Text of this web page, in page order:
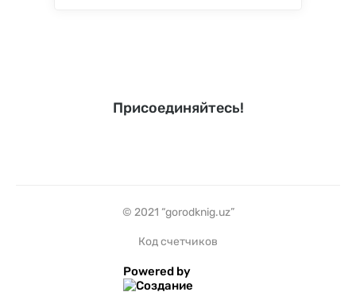
Присоединяйтесь!
© 2021 “gorodknig.uz”
Код счетчиков
Powered by